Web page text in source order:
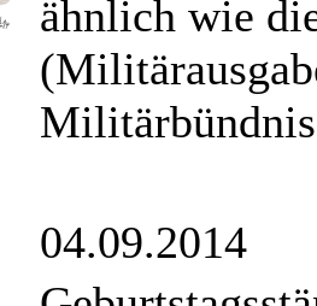
ähnlich wie
04.09.2014